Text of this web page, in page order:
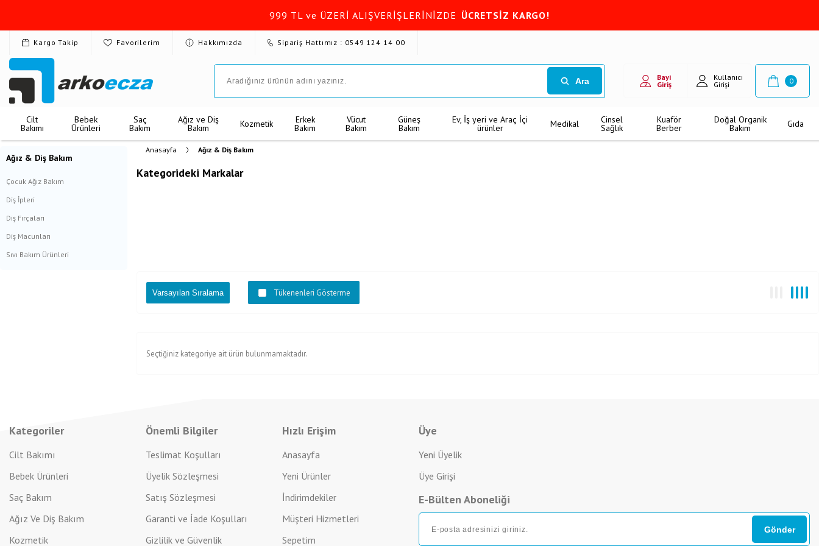
999 TL ve ÜZERİ ALIŞVERİŞLERİNİZDE ÜCRETSİZ KARGO!
Kargo Takip Favorilerim Hakkımızda Sipariş Hattımız : 0549 124 14 00
Ara
Bayi
Giriş
Kullanıcı
Girişi
0
Cilt
Bakımı
Bebek
Ürünleri
Saç
Bakım
Ağız ve Diş
Bakım Kozmetik Erkek
Bakım
Vücut
Bakım
Güneş
Bakım
Ev, İş yeri ve Araç İçi
ürünler Medikal Cinsel
Sağlık
Kuaför
Berber
Doğal Organik
Bakım Gıda
Ağız & Diş Bakım
Çocuk Ağız Bakım
Diş İpleri
Diş Fırçaları
Diş Macunları
Sıvı Bakım Ürünleri
Anasayfa Ağız & Diş Bakım
Kategorideki Markalar
Tükenenleri Gösterme
Seçtiğiniz kategoriye ait ürün bulunmamaktadır.
Kategoriler
Cilt Bakımı
Bebek Ürünleri
Saç Bakım
Ağız Ve Diş Bakım
Kozmetik
Önemli Bilgiler
Teslimat Koşulları
Üyelik Sözleşmesi
Satış Sözleşmesi
Garanti ve İade Koşulları
Gizlilik ve Güvenlik
Hızlı Erişim
Anasayfa
Yeni Ürünler
İndirimdekiler
Müşteri Hizmetleri
Sepetim
Üye
Yeni Üyelik
Üye Girişi
E-Bülten Aboneliği